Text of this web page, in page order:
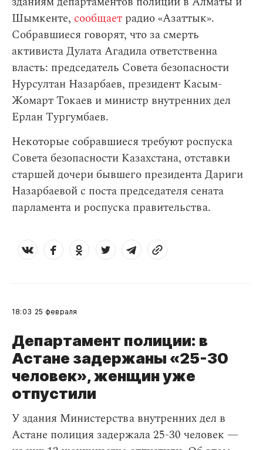
Шымкенте, сообщает радио «Азаттык».
Собравшиеся говорят, что за смерть
активиста Дулата Агадила ответственна
власть: председатель Совета безопасности
Нурсултан Назарбаев, президент Касым-
Жомарт Токаев и министр внутренних дел
Ерлан Тургумбаев.
Некоторые собравшиеся требуют роспуска
Совета безопасности Казахстана, отставки
старшей дочери бывшего президента Дариги
Назарбаевой с поста председателя сената
парламента и роспуска правительства.
18:03 25 февраля
Департамент полиции: в
Астане задержаны «25-30
человек», женщин уже
отпустили
У здания Министерства внутренних дел в
Астане полиция задержала 25-30 человек —